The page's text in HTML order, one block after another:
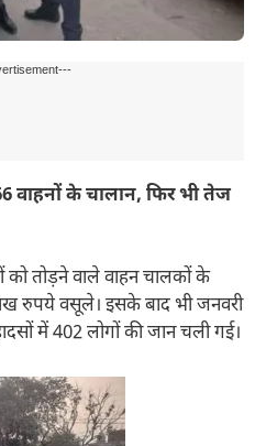
वाहनों के चालान, फिर भी तेज
को तोड़ने वाले वाहन चालकों के
रुपये वसूले। इसके बाद भी जनवरी
में 402 लोगों की जान चली गई।